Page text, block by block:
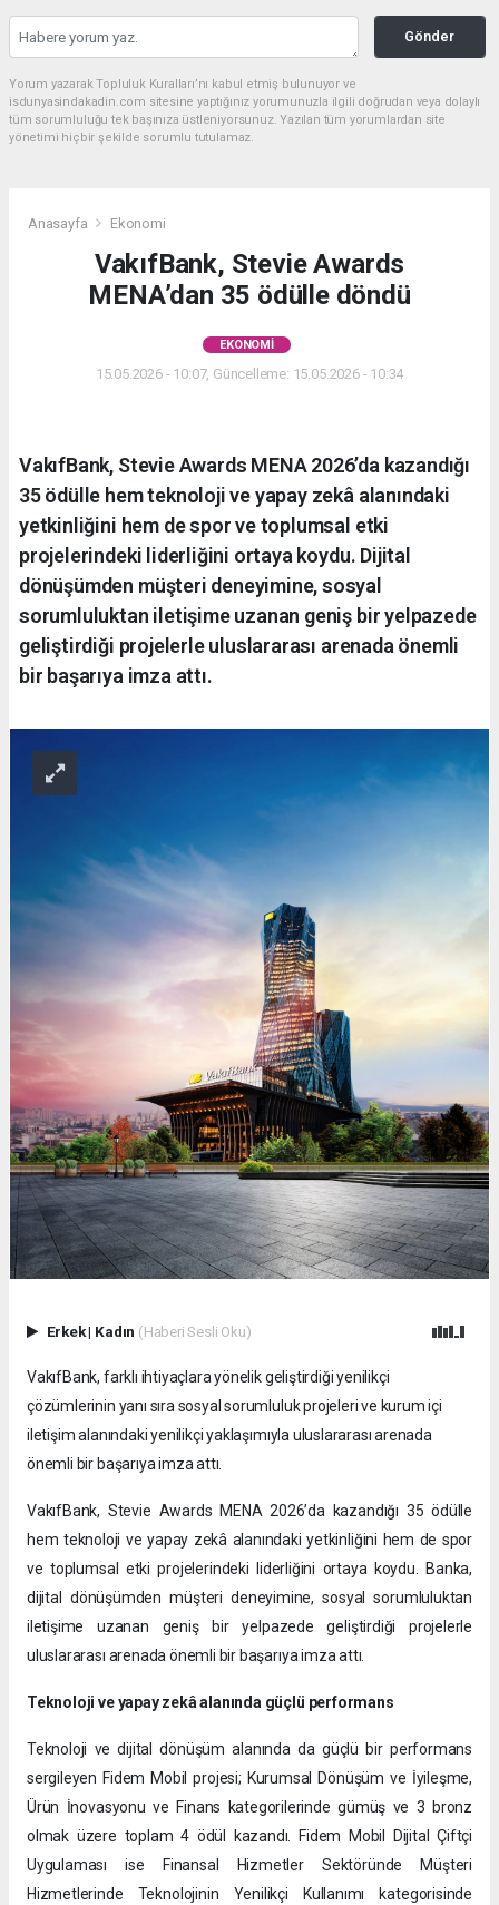
Gönder
Yorum yazarak Topluluk Kuralları’nı kabul etmiş bulunuyor ve
isdunyasindakadin.com sitesine yaptığınız yorumunuzla ilgili doğrudan veya dolaylı
tüm sorumluluğu tek başınıza üstleniyorsunuz. Yazılan tüm yorumlardan site
yönetimi hiçbir şekilde sorumlu tutulamaz.
Anasayfa Ekonomi
VakıfBank, Stevie Awards
MENA’dan 35 ödülle döndü
EKONOMI
15.05.2026 - 10:07, Güncelleme: 15.05.2026 - 10:34
VakıfBank, Stevie Awards MENA 2026’da kazandığı
35 ödülle hem teknoloji ve yapay zekâ alanındaki
yetkinliğini hem de spor ve toplumsal etki
projelerindeki liderliğini ortaya koydu. Dijital
dönüşümden müşteri deneyimine, sosyal
sorumluluktan iletişime uzanan geniş bir yelpazede
geliştirdiği projelerle uluslararası arenada önemli
bir başarıya imza attı.
Erkek| Kadın (Haberi Sesli Oku)
VakıfBank, farklı ihtiyaçlara yönelik geliştirdiği yenilikçi
çözümlerinin yanı sıra sosyal sorumluluk projeleri ve kurum içi
iletişim alanındaki yenilikçi yaklaşımıyla uluslararası arenada
önemli bir başarıya imza attı.
VakıfBank, Stevie Awards MENA 2026’da kazandığı 35 ödülle
hem teknoloji ve yapay zekâ alanındaki yetkinliğini hem de spor
ve toplumsal etki projelerindeki liderliğini ortaya koydu. Banka,
dijital dönüşümden müşteri deneyimine, sosyal sorumluluktan
iletişime uzanan geniş bir yelpazede geliştirdiği projelerle
uluslararası arenada önemli bir başarıya imza attı.
Teknoloji ve yapay zekâ alanında güçlü performans
Teknoloji ve dijital dönüşüm alanında da güçlü bir performans
sergileyen Fidem Mobil projesi; Kurumsal Dönüşüm ve İyileşme,
Ürün İnovasyonu ve Finans kategorilerinde gümüş ve 3 bronz
olmak üzere toplam 4 ödül kazandı. Fidem Mobil Dijital Çiftçi
Uygulaması ise Finansal Hizmetler Sektöründe Müşteri
Hizmetlerinde Teknolojinin Yenilikçi Kullanımı kategorisinde